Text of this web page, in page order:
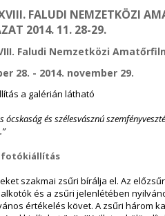
FALUDI NEMZETKÖZI
2014. 11. 28-29.
Faludi Nemzetközi
28. - 2014. november 29.
a galérián látható
ócskaság és szélesvásznú
fotókiállítás
szakmai zsűri bírálja el. Az
és a zsűri jelenlétében
értékelés követ. A zsűri három